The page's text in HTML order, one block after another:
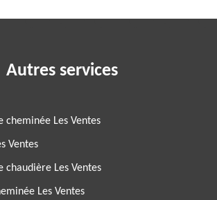
Autres services
cheminée Les Ventes
Ventes
chaudière Les Ventes
Les Ventes